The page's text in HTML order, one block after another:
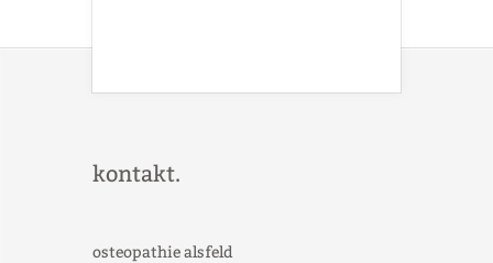
kontakt.
osteopathie alsfeld